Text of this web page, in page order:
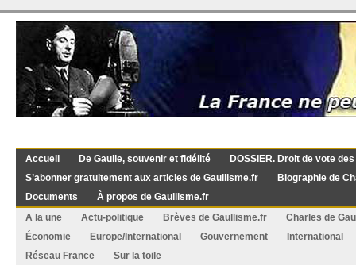
Accueil De Gaulle, souvenir et fidélité
DOSSIER. Droit de vote
S’abonner gratuitement aux articles de Gaullisme.fr
Biographie de
Documents
À propos de Gaullisme.fr
A la une
Actu-politique Brèves de Gaullisme.fr
Charles de
Économie
Europe/International Gouvernement
International
Réseau France
Sur la toile